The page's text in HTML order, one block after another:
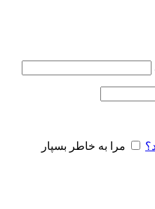
مرا به خاطر بسپار